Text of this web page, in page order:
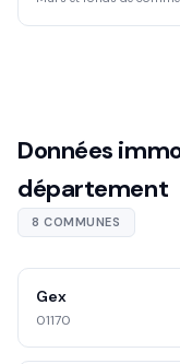
Données
département
8 COMMUNES
Gex
01170